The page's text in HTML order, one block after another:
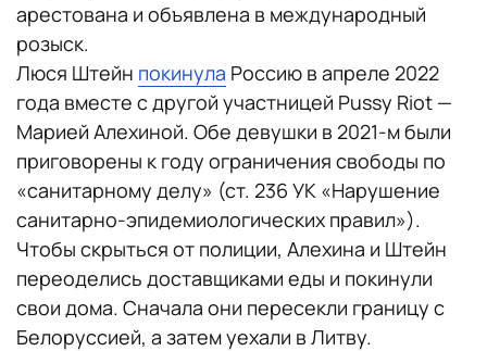
арестована и объявлена в международный
розыск.
Люся Штейн покинула Россию в апреле 2022
года вместе с другой участницей Pussy Riot —
Марией Алехиной. Обе девушки в 2021-м были
приговорены к году ограничения свободы по
«санитарному делу» (ст. 236 УК «Нарушение
санитарно-эпидемиологических правил»).
Чтобы скрыться от полиции, Алехина и Штейн
переоделись доставщиками еды и покинули
свои дома. Сначала они пересекли границу с
Белоруссией, а затем уехали в Литву.